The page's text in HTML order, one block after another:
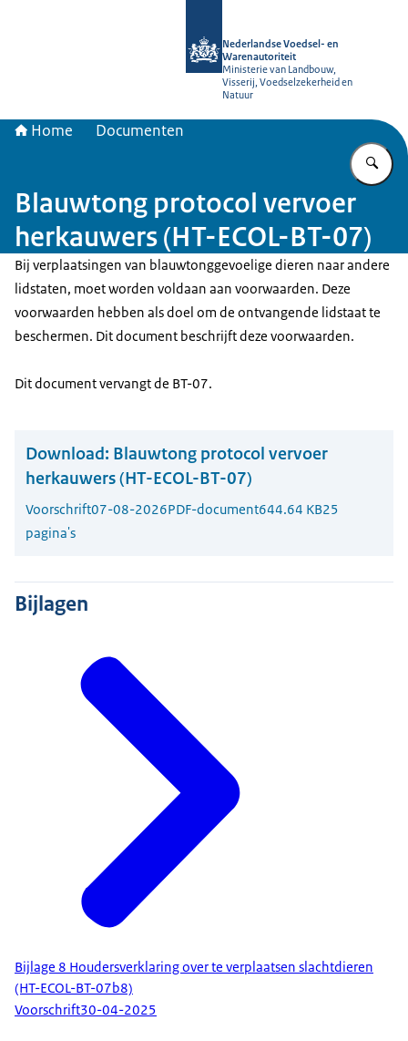
Nederlandse Voedsel- en
Warenautoriteit
Ministerie van Landbouw,
Visserij, Voedselzekerheid en
Natuur
Home Documenten
Blauwtong protocol vervoer
herkauwers (HT-ECOL-BT-07)
Bij verplaatsingen van blauwtonggevoelige dieren naar andere
lidstaten, moet worden voldaan aan voorwaarden. Deze
voorwaarden hebben als doel om de ontvangende lidstaat te
beschermen. Dit document beschrijft deze voorwaarden.
Dit document vervangt de BT-07.
Download: Blauwtong protocol vervoer
herkauwers (HT-ECOL-BT-07)
Voorschrift07-08-2026PDF-document644.64 KB25
pagina's
Bijlagen
Bijlage 8 Houdersverklaring over te verplaatsen slachtdieren
(HT-ECOL-BT-07b8)
Voorschrift30-04-2025